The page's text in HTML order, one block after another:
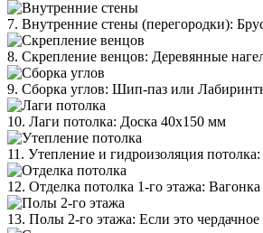
7. Внутренние стены (перегородки):
8. Скрепление венцов: Деревянные
9. Сборка углов: Шип-паз или
10. Лаги потолка: Доска 40х150 мм
11. Утепление и гидроизоляция
12. Отделка потолка 1-го этажа:
13. Полы 2-го этажа: Если это